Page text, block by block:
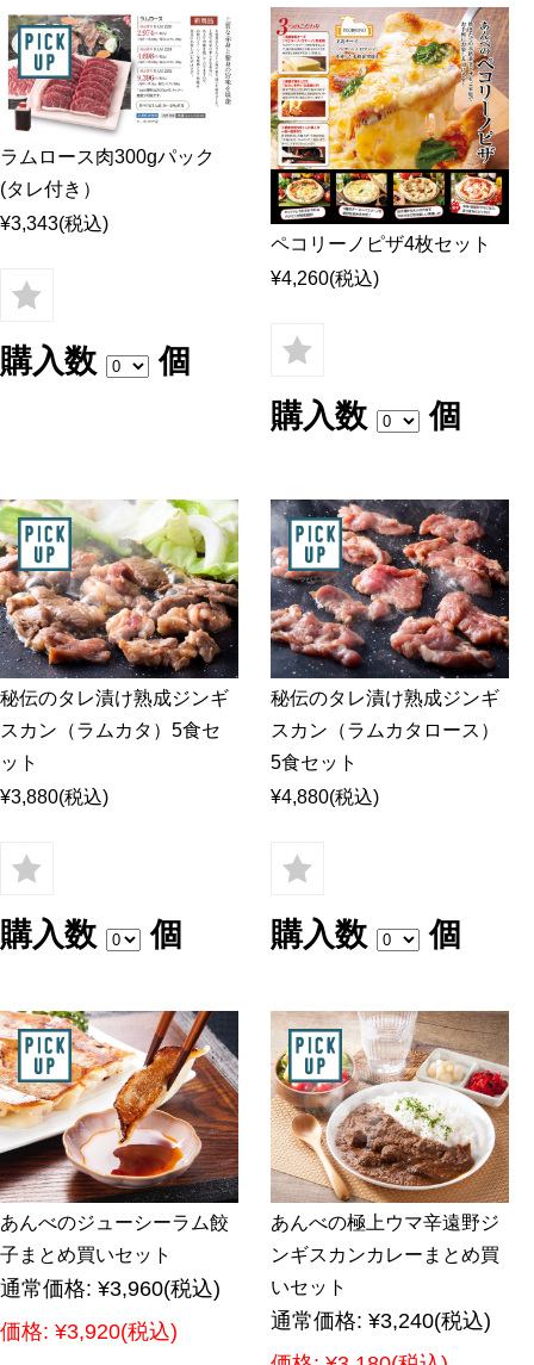
ラムロース肉300gパック
(タレ付き）
¥3,343(税込)
購入数 個
ペコリーノピザ4枚セット
¥4,260(税込)
購入数 個
秘伝のタレ漬け熟成ジンギ
スカン（ラムカタ）5食セ
ット
¥3,880(税込)
購入数 個
秘伝のタレ漬け熟成ジンギ
スカン（ラムカタロース）
5食セット
¥4,880(税込)
購入数 個
あんべのジューシーラム餃
子まとめ買いセット
通常価格: ¥3,960(税込)
価格: ¥3,920(税込)
あんべの極上ウマ辛遠野ジ
ンギスカンカレーまとめ買
いセット
通常価格: ¥3,240(税込)